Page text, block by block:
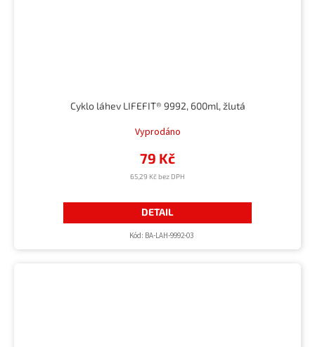
Cyklo láhev LIFEFIT® 9992, 600ml, žlutá
Vyprodáno
65,29 Kč bez DPH
79 Kč
DETAIL
Kód: BA-LAH-9992-03